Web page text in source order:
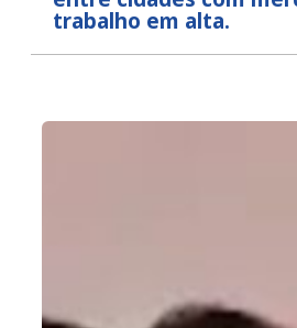
trabalho em alta.